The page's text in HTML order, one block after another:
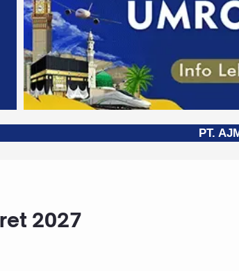
PT. AJMAL NOOR
2027